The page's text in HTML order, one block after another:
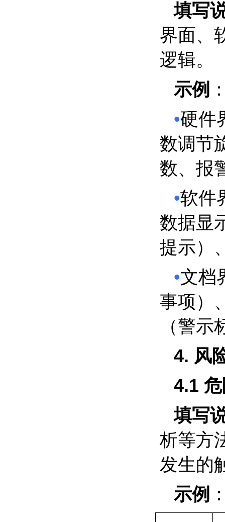
填写
界面、
逻辑。
示例
•硬件
数调节
数、报
•软件
数据显
提示）
•文档
事项）
（警
4. 风
4.1
填写
析等方
发生的
示例